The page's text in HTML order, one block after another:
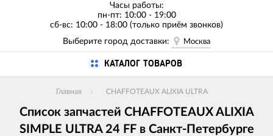
Часы работы:
пн-пт: 10:00 - 19:00
сб-вс: 10:00 - 18:00 (только приём звонков)
Выберите город доставки:
Москва
КАТАЛОГ ТОВАРОВ
Главная CHAFFOTEAUX ALIXIA ULTRA
Список запчастей CHAFFOTEAUX ALIXIA
SIMPLE ULTRA 24 FF в Санкт-Петербурге